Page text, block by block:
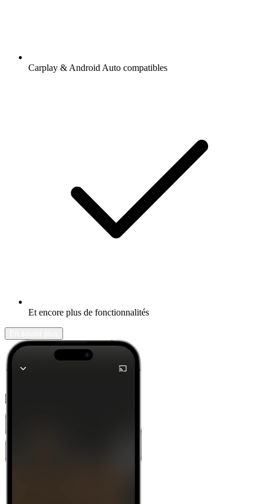
Carplay & Android Auto compatibles
Et encore plus de fonctionnalités